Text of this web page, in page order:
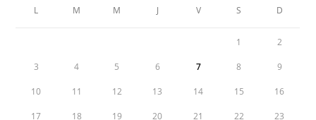
L M M J V S D
1 2
3 4 5 6 7 8 9
10 11 12 13 14 15 16
17 18 19 20 21 22 23